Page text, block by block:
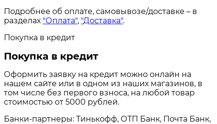
Подробнее об оплате, самовывозе/доставке – в
разделах "Оплата", "Доставка".
Покупка в кредит
Покупка в кредит
Оформить заявку на кредит можно онлайн на
нашем сайте или в одном из наших магазинов, в
том числе без первого взноса, на любой товар
стоимостью от 5000 рублей.
Банки-партнеры: Тинькофф, ОТП Банк, Почта Банк,